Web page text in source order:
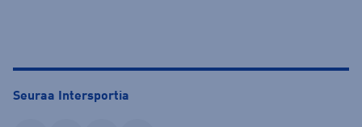
Seuraa Intersportia